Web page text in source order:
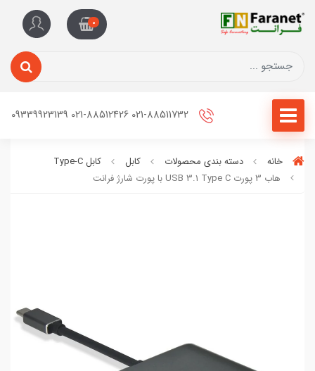
0
خانه دسته بندی محصولات کابل
کابل Type-C
هاب 3 پورت USB 3.1 Type C با پورت شارژ فرانت